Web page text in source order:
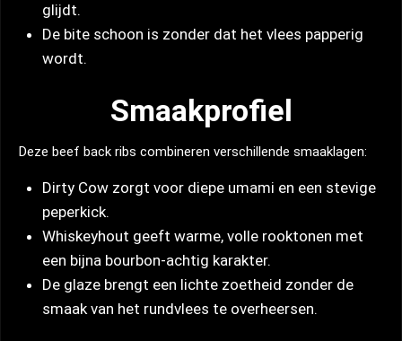
glijdt.
De bite schoon is zonder dat het vlees papperig
wordt.
Smaakprofiel
Deze beef back ribs combineren verschillende smaaklagen:
Dirty Cow zorgt voor diepe umami en een stevige
peperkick.
Whiskeyhout geeft warme, volle rooktonen met
een bijna bourbon-achtig karakter.
De glaze brengt een lichte zoetheid zonder de
smaak van het rundvlees te overheersen.